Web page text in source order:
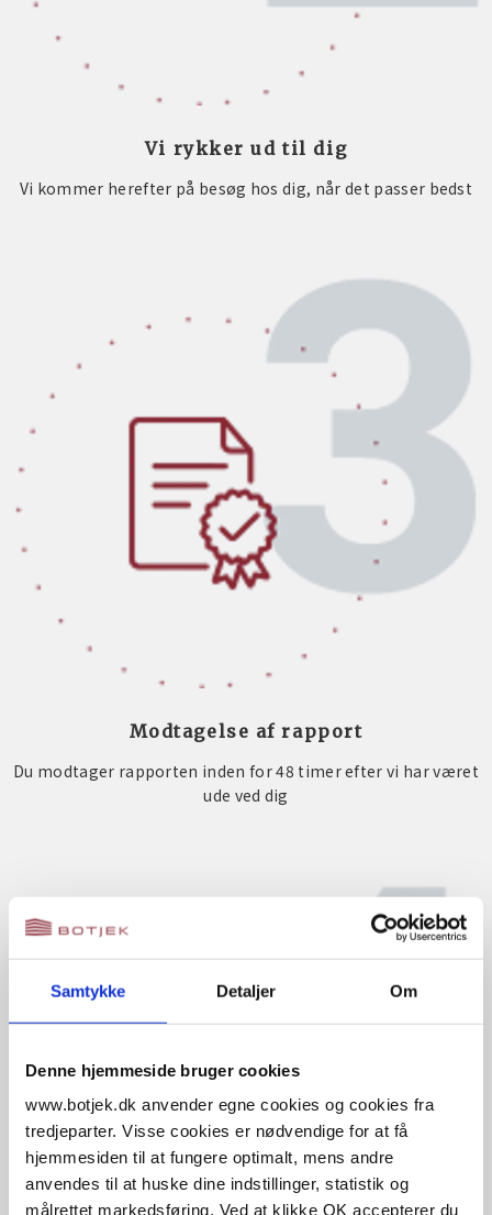
Samtykke Detaljer Om
Denne hjemmeside bruger cookies
www.botjek.dk anvender egne cookies og cookies fra
tredjeparter. Visse cookies er nødvendige for at få
hjemmesiden til at fungere optimalt, mens andre
anvendes til at huske dine indstillinger, statistik og
målrettet markedsføring. Ved at klikke OK accepterer du
Vi rykker ud til dig
Vi kommer herefter på besøg hos dig, når det passer bedst
Modtagelse af rapport
Du modtager rapporten inden for 48 timer efter vi har været
ude ved dig